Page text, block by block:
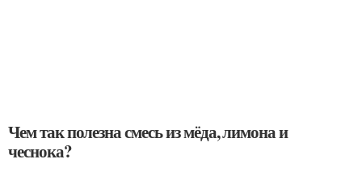
Чем так полезна смесь из мёда, лимона и
чеснока?